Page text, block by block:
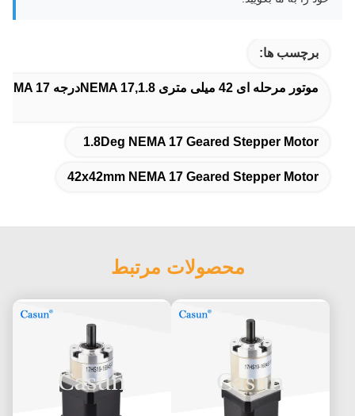
برچسب ها:
موتور مرحله ای 42 میلی متری NEMA 17,1.8درجه NEMA 17 موتور گام بردار دنده دار,42x42mm NEMA 17 موتور مرحله ای دنده دار
1.8Deg NEMA 17 Geared Stepper Motor
42x42mm NEMA 17 Geared Stepper Motor
محصولات مرتبط